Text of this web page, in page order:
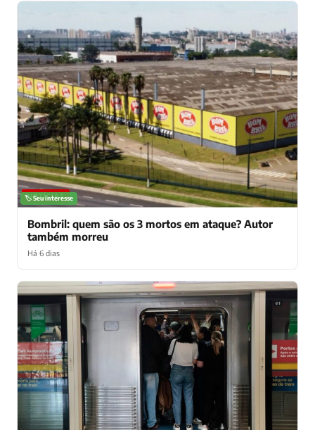
NOTÍCIAS
🏷️ Seu interesse
Bombril: quem são os 3 mortos em ataque? Autor
também morreu
Há 6 dias